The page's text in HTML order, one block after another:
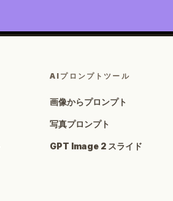
AIプロンプトツール
画像からプロンプト
写真プロンプト
GPT Image 2 スライド